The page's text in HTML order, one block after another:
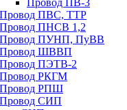
Провод ПВ-3
Провод ПВС, ТТР
Провод ПНСВ 1,2
Провод ПУНП, ПуВВ
Провод ШВВП
Провод ПЭТВ-2
Провод РКГМ
Провод РПШ
Провод СИП